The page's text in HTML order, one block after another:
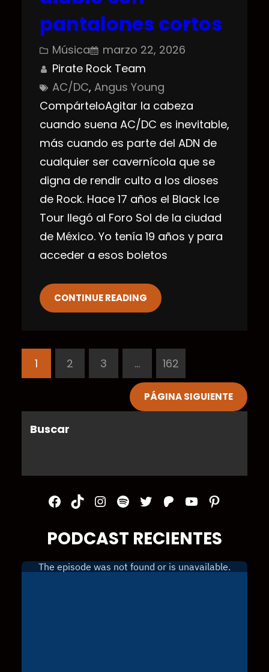
pantalones cortos
Música
marzo 22, 2026
Pirate Rock Team
AC/DC, Angus Young
CompárteloAgitar la cabeza
cuando suena AC/DC es inevitable,
más cuando es parte del ADN de
cualquier ser cavernícola que se
digna de rendir culto a los dioses
de Rock. Hace 17 años el Black Ice
Tour llegó al Foro Sol de la ciudad
de México. Yo tenía 19 años y para
acceder a esos boletos
CONTINUE READING
1 2 3 … 162
PÁGINA SIGUIENTE
Buscar
Facebook TikTok Instagram Spotify Twitter Patreon YouTube Pinterest
PODCAST RECIENTES